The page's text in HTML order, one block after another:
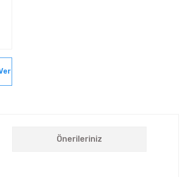
Önerileriniz